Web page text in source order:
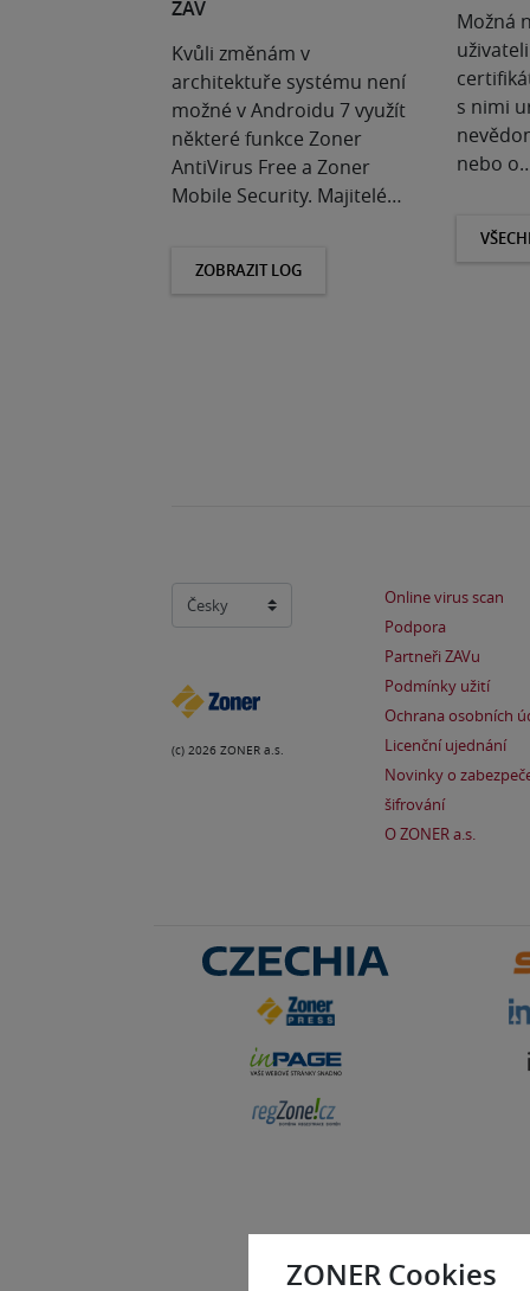
ZONER Cookies
ZAV
Kvůli změnám v
architektuře systému není
možné v Androidu 7 využít
některé funkce Zoner
AntiVirus Free a Zoner
Mobile Security. Majitelé…
ZOBRAZIT LOG
Možná
s nimi
nebo
(c) 2026 ZONER a.s.
Online virus scan
Podpora
Partneři ZAVu
Podmínky užití
Ochrana osobních
Licenční ujednání
Novinky o
šifrování
O ZONER a.s.